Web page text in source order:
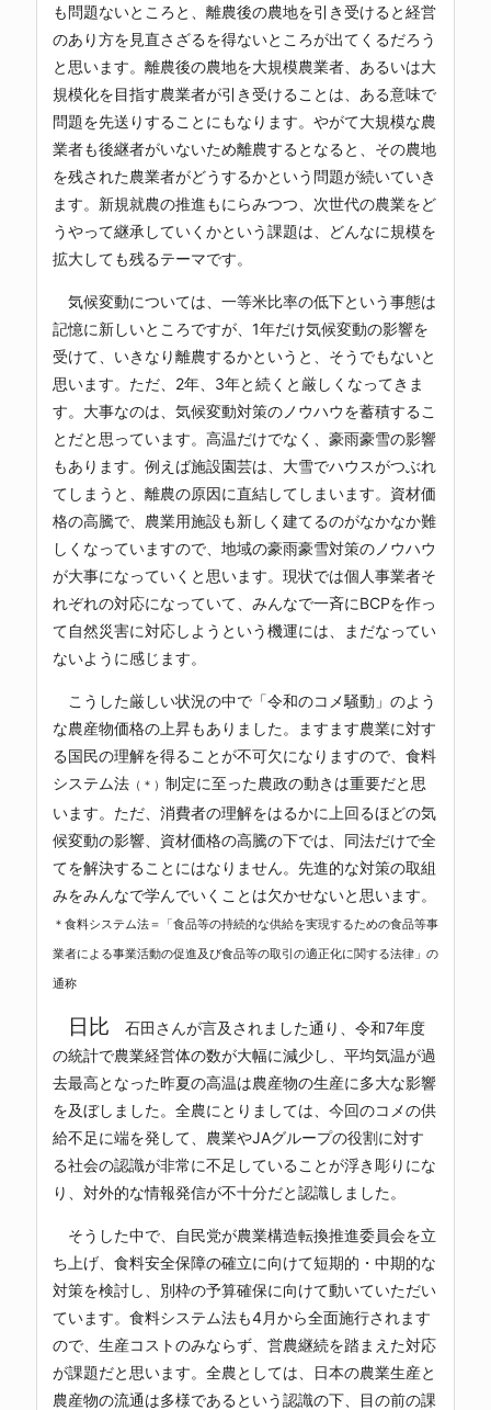
も問題ないところと、離農後の農地を引き受けると経営
のあり方を見直さざるを得ないところが出てくるだろう
と思います。離農後の農地を大規模農業者、あるいは大
規模化を目指す農業者が引き受けることは、ある意味で
問題を先送りすることにもなります。やがて大規模な農
業者も後継者がいないため離農するとなると、その農地
を残された農業者がどうするかという問題が続いていき
ます。新規就農の推進もにらみつつ、次世代の農業をど
うやって継承していくかという課題は、どんなに規模を
拡大しても残るテーマです。
気候変動については、一等米比率の低下という事態は
記憶に新しいところですが、1年だけ気候変動の影響を
受けて、いきなり離農するかというと、そうでもないと
思います。ただ、2年、3年と続くと厳しくなってきま
す。大事なのは、気候変動対策のノウハウを蓄積するこ
とだと思っています。高温だけでなく、豪雨豪雪の影響
もあります。例えば施設園芸は、大雪でハウスがつぶれ
てしまうと、離農の原因に直結してしまいます。資材価
格の高騰で、農業用施設も新しく建てるのがなかなか難
しくなっていますので、地域の豪雨豪雪対策のノウハウ
が大事になっていくと思います。現状では個人事業者そ
れぞれの対応になっていて、みんなで一斉にBCPを作っ
て自然災害に対応しようという機運には、まだなってい
ないように感じます。
こうした厳しい状況の中で「令和のコメ騒動」のよう
な農産物価格の上昇もありました。ますます農業に対す
る国民の理解を得ることが不可欠になりますので、食料
システム法（＊） 制定に至った農政の動きは重要だと思
います。ただ、消費者の理解をはるかに上回るほどの気
候変動の影響、資材価格の高騰の下では、同法だけで全
てを解決することにはなりません。先進的な対策の取組
みをみんなで学んでいくことは欠かせないと思います。
＊食料システム法＝「食品等の持続的な供給を実現するための食品等事
業者による事業活動の促進及び食品等の取引の適正化に関する法律」の
通称
日比 石田さんが言及されました通り、令和7年度
の統計で農業経営体の数が大幅に減少し、平均気温が過
去最高となった昨夏の高温は農産物の生産に多大な影響
を及ぼしました。全農にとりましては、今回のコメの供
給不足に端を発して、農業やJAグループの役割に対す
る社会の認識が非常に不足していることが浮き彫りにな
り、対外的な情報発信が不十分だと認識しました。
そうした中で、自民党が農業構造転換推進委員会を立
ち上げ、食料安全保障の確立に向けて短期的・中期的な
対策を検討し、別枠の予算確保に向けて動いていただい
ています。食料システム法も4月から全面施行されます
ので、生産コストのみならず、営農継続を踏まえた対応
が課題だと思います。全農としては、日本の農業生産と
農産物の流通は多様であるという認識の下、目の前の課